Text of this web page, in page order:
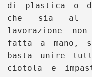
di plastica o
che sia al
lavorazione
fatta a mano,
basta unire
ciotola e